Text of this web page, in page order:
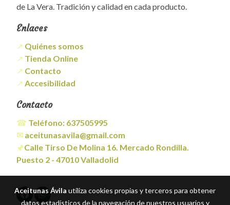
de La Vera. Tradición y calidad en cada producto.
Enlaces
↗ Quiénes somos
↗ Tienda Online
↗ Contacto
↗ Accesibilidad
Contacto
☎ Teléfono: 637505995
✉ aceitunasavila@gmail.com
🖈Calle Tirso De Molina 16. Mercado Rondilla.
Puesto 2 - 47010 Valladolid
Aceitunas Ávila utiliza cookies propias y terceros para obtener
datos estadísticos de la navegación de nuestros usuarios y